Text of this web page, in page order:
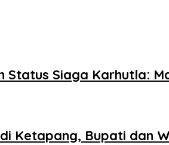
Status Siaga Karhutla:
Ketapang, Bupati dan